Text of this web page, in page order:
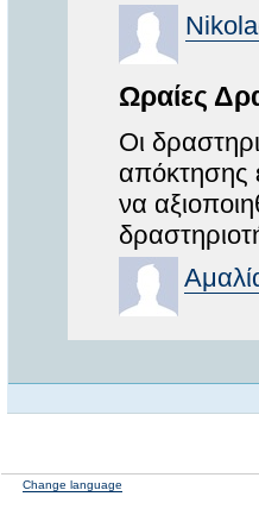
Ωραίες
Οι
απόκτησης
να
Change language